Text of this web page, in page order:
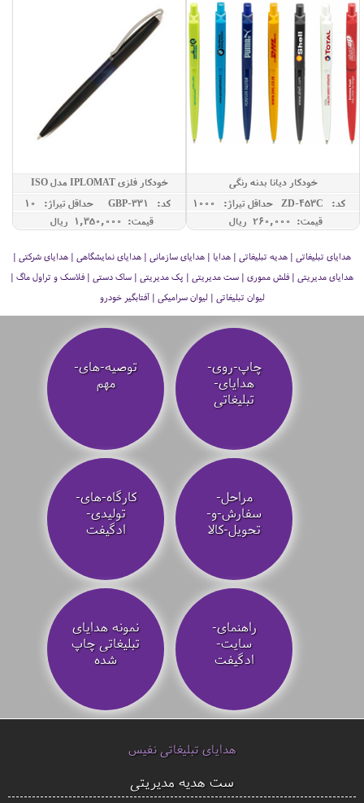
خودکار دیانا بدنه رنگی
کد: ZD-453C
حداقل تيراژ: 1000
قیمت: 260,000 ريال
خودکار فلزی IPLOMAT مدل ISO
کد: GBP-331
حداقل تيراژ: 10
قیمت: 1,350,000 ريال
هدایای تبلیغاتی | هدیه تبلیغاتی | هدایا | هدایای سازمانی | هدایای نمایشگاهی | هدایای شرکتی |
هدایای مدیریتی | فلش مموری | ست مدیریتی | پک مدیریتی | ساک دستی | فلاسک و تراول ماگ |
لیوان تبلیغاتی | لیوان سرامیکی | آفتابگیر خودرو
چاپ-روی-
هدایای-
تبلیغاتی
توصیه‌-های-
مهم
مراحل-
سفارش-و-
تحویل-کالا
کارگاه-های-
تولیدی-
ادگیفت
راهنمای-
سایت-
ادگیفت
نمونه هدایای
تبلیغاتی چاپ
شده
هدایای تبلیغاتی نفیس
ست هدیه مدیریتی